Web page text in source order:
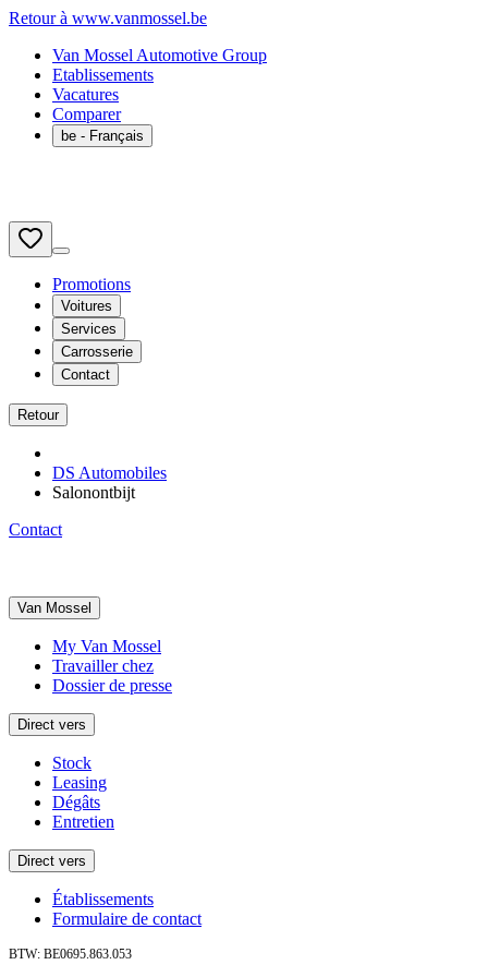
Retour à www.vanmossel.be
Van Mossel Automotive Group
Etablissements
Vacatures
Comparer
be - Français
Promotions
Voitures
Services
Carrosserie
Contact
Retour
DS Automobiles
Salonontbijt
Contact
Van Mossel
My Van Mossel
Travailler chez
Dossier de presse
Direct vers
Stock
Leasing
Dégâts
Entretien
Direct vers
Établissements
Formulaire de contact
BTW: BE0695.863.053